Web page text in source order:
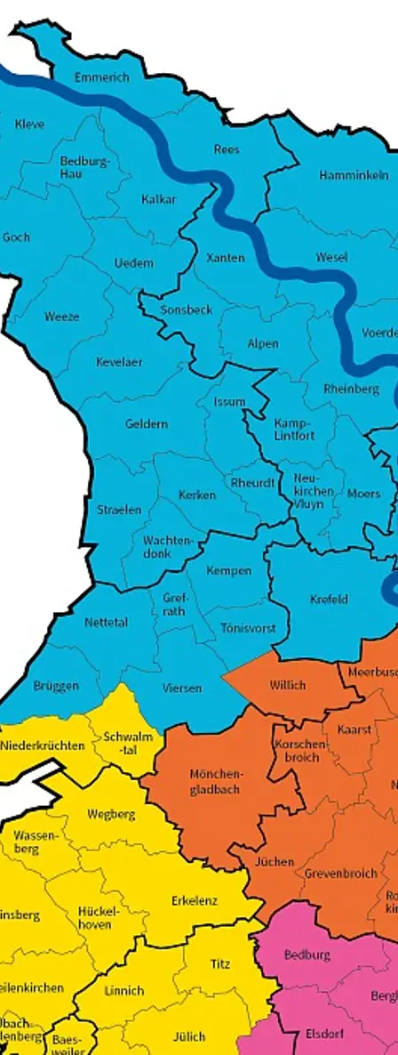
Kollegiums wird durch ca. 45
Integrationshelfer*innen unserer
Schüler*innen ergänzt.